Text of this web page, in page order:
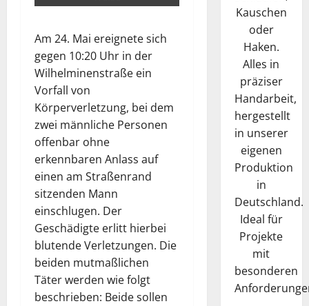
Am 24. Mai ereignete sich
gegen 10:20 Uhr in der
Wilhelminenstraße ein
Vorfall von
Körperverletzung, bei dem
zwei männliche Personen
offenbar ohne
erkennbaren Anlass auf
einen am Straßenrand
sitzenden Mann
einschlugen. Der
Geschädigte erlitt hierbei
blutende Verletzungen. Die
beiden mutmaßlichen
Täter werden wie folgt
beschrieben: Beide sollen
Kauschen
oder
Haken.
Alles in
präziser
Handarbeit,
hergestellt
in unserer
eigenen
Produktion
in
Deutschland.
Ideal für
Projekte
mit
besonderen